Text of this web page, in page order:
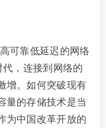
可靠低延迟的网络
代，连接到网络的
增。如何突破现有
量的存储技术是当
为中国改革开放的